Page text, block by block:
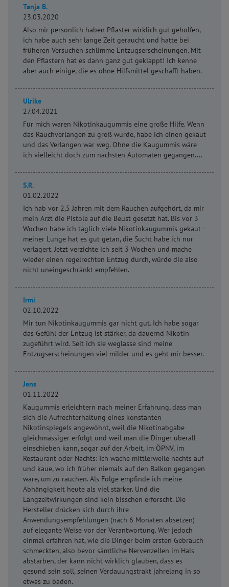
Tanja B.
23.03.2020
Also mir persönlich haben Pflaster wirklich gut geholfen,
ich habe auch sehr lange Zeit geraucht und hatte bei
früheren Versuchen schlimme Entzugserscheinungen. Mit
den Pflastern hat es dann ganz gut geklappt! Ich kenne
aber auch einige, die es ohne Hilfsmittel geschafft haben.
Ulrike
27.04.2021
Für mich waren Nikotinkaugummis eine große Hilfe. Wenn
das Rauchverlangen zu groß wurde, habe ich einen gekaut
und das Verlangen war weg. Ohne die Kaugummis wäre
ich vielleicht doch zum nächsten Automaten gegangen....
S.R.
01.02.2022
Ich hab vor 2,5 Jahren mit dem Rauchen aufgehört, da mir
mein Arzt die Pistole auf die Beust gesetzt hat. Bis vor 3
Wochen habe ich täglich viele Nikotinkaugummis gekaut -
meiner Lunge hat es gut getan, die Sucht habe ich nur
verlagert. Jetzt verzichte ich seit 3 Wochen und mache
wieder einen regelrechten Entzug durch, würde die also
nicht uneingeschränkt empfehlen.
Irmi
02.10.2022
Mir tun Nikotinkaugummis gar nicht gut. Ich habe sogar
das Gefühl der Entzug ist stärker, da dauernd Nikotin
zugeführt wird. Seit ich sie weglasse sind meine
Entzugserscheinungen viel milder und es geht mir besser.
Jens
01.11.2022
Kaugummis erleichtern nach meiner Erfahrung, dass man
sich die Aufrechterhaltung eines konstanten
Nikotinspiegels angewöhnt, weil die Nikotinabgabe
gleichmässiger erfolgt und weil man die Dinger überall
einschieben kann, sogar auf der Arbeit, im ÖPNV, im
Restaurant oder Nachts: Ich wache mittlerweile nachts auf
und kaue, wo ich früher niemals auf den Balkon gegangen
wäre, um zu rauchen. Als Folge empfinde ich meine
Abhängigkeit heute als viel stärker. Und die
Langzeitwirkungen sind kein bisschen erforscht. Die
Hersteller drücken sich durch ihre
Anwendungsempfehlungen (nach 6 Monaten absetzen)
auf elegante Weise vor der Verantwortung. Wer jedoch
einmal erfahren hat, wie die Dinger beim ersten Gebrauch
schmeckten, also bevor sämtliche Nervenzellen im Hals
abstarben, der kann nicht wirklich glauben, dass es
gesund sein soll, seinen Verdauungstrakt jahrelang in so
etwas zu baden.